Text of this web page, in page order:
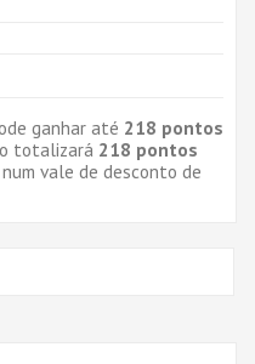
ganhar até 218 pontos
totalizará 218 pontos
vale de desconto de